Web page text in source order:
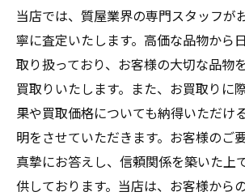
当店では、質屋業界の専門スタッフが
寧に査定いたします。高価な品物から
取り扱っており、お客様の大切な品物
買取りいたします。また、お買取りに
果や買取価格についても納得いただけ
明をさせていただきます。お客様のご
真摯にお答えし、信頼関係を築いた上
供しております。当店は、お客様から